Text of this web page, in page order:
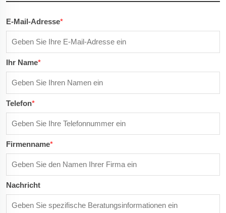
E-Mail-Adresse*
Ihr Name*
Telefon*
Firmenname*
Nachricht